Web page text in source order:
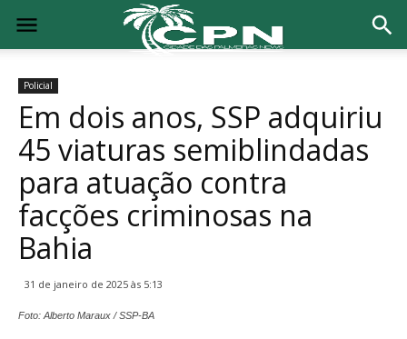
Policial
Em dois anos, SSP adquiriu
45 viaturas semiblindadas
para atuação contra
facções criminosas na
Bahia
31 de janeiro de 2025 às 5:13
Foto: Alberto Maraux / SSP-BA